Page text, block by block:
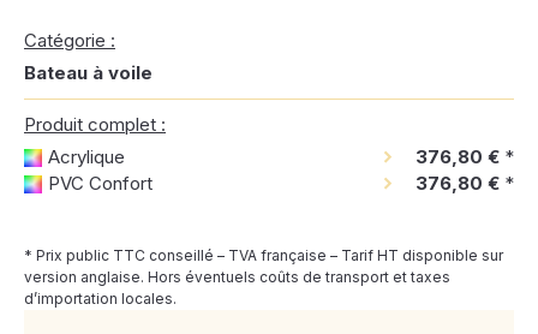
Catégorie :
Bateau à voile
Produit complet :
Acrylique
376,80 € *
PVC Confort
376,80 € *
* Prix public TTC conseillé – TVA française – Tarif HT disponible sur
version anglaise. Hors éventuels coûts de transport et taxes
d’importation locales.